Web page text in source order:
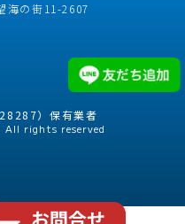
の街11-2607
）保有業者
All rights reserved